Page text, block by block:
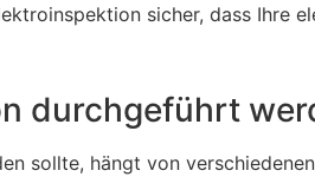
sicher, dass Ihre
durchgeführt
sollte, hängt von